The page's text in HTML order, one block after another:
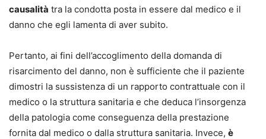
causalità tra la condotta posta in essere dal medico e il
danno che egli lamenta di aver subito.
Pertanto, ai fini dell’accoglimento della domanda di
risarcimento del danno, non è sufficiente che il paziente
dimostri la sussistenza di un rapporto contrattuale con il
medico o la struttura sanitaria e che deduca l’insorgenza
della patologia come conseguenza della prestazione
fornita dal medico o dalla struttura sanitaria. Invece, è